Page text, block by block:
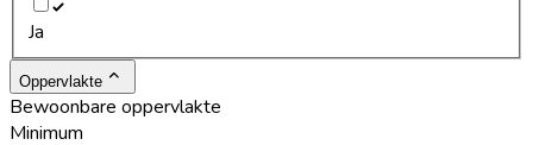
Ja
Oppervlakte
Bewoonbare oppervlakte
Minimum